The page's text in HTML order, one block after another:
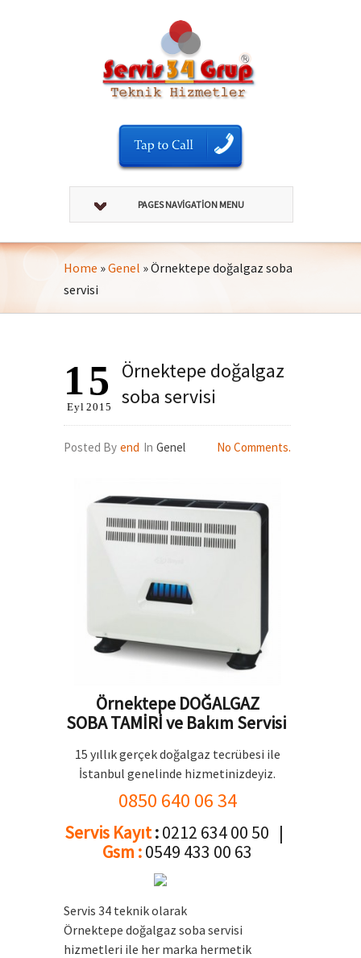
PAGES NAVIGATION MENU
Home »Genel »Örnektepe doğalgaz soba
servisi
Örnektepe doğalgaz
soba servisi
15
Eyl 2015
Posted By end In Genel No Comments.
Örnektepe DOĞALGAZ
SOBA TAMİRİ ve Bakım Servisi
15 yıllık gerçek doğalgaz tecrübesi ile
İstanbul genelinde hizmetinizdeyiz.
0850 640 06 34
Servis Kayıt:0212 634 00 50 |
Gsm :0549 433 00 63
Servis 34 teknik olarak
Örnektepe doğalgaz soba servisi
hizmetleri ile her marka hermetik